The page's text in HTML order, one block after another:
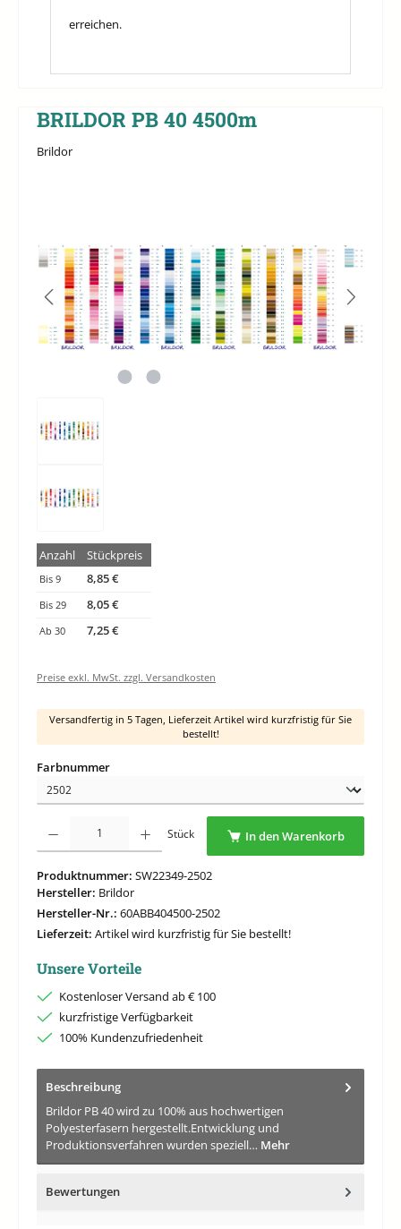
erreichen.
BRILDOR PB 40 4500m
Brildor
Anzahl Stückpreis
Bis9 8,85 €
Bis 29 8,05 €
Ab30 7,25 €
Preise exkl. MwSt. zzgl. Versandkosten
Versandfertig in 5 Tagen, Lieferzeit Artikel wird kurzfristig für Sie
bestellt!
Farbnummerauswählen
Produkt Anzahl: Gib den gewünschten Wert ein oder benutze die Schaltflächen um
Stück In den Warenkorb
Produktnummer: SW22349-2502
Hersteller: Brildor
Hersteller-Nr.: 60ABB404500-2502
Lieferzeit: Artikel wird kurzfristig für Sie bestellt!
Unsere Vorteile
Kostenloser Versand ab € 100
kurzfristige Verfügbarkeit
100% Kundenzufriedenheit
Beschreibung
Brildor PB 40 wird zu 100% aus hochwertigen
Polyesterfasern hergestellt.Entwicklung und
Produktionsverfahren wurden speziell… Mehr
Bewertungen